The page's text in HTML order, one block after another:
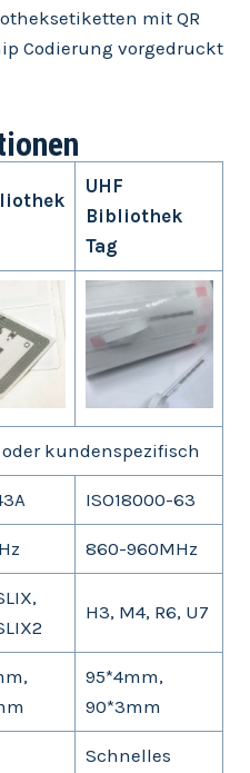
mit QR
Codierung vorgedruckt
UHF
Bibliothek
Tag
oder kundenspezifisch
ISO18000-63
860-960MHz
H3, M4, R6, U7
95*4mm,
90*3mm
Schnelles